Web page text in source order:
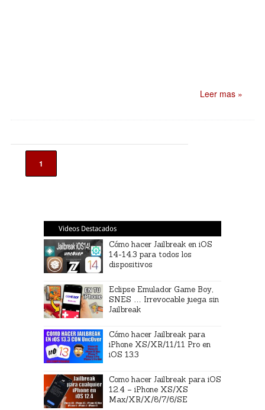
Leer mas »
1
Videos Destacados
Cómo hacer Jailbreak en iOS
14-14.3 para todos los
dispositivos
Eclipse Emulador Game Boy,
SNES … Irrevocable juega sin
Jailbreak
Cómo hacer Jailbreak para
iPhone XS/XR/11/11 Pro en
iOS 13.3
Como hacer Jailbreak para iOS
12.4 – iPhone XS/XS
Max/XR/X/8/7/6/SE